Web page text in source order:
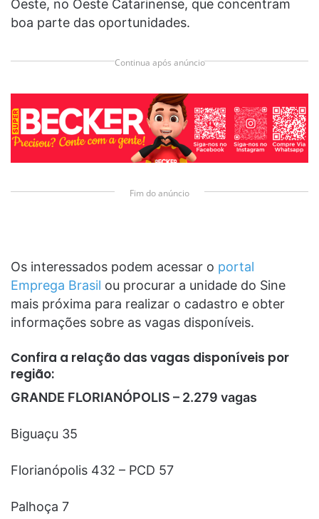
Oeste, no Oeste Catarinense, que concentram
boa parte das oportunidades.
Continua após anúncio
Fim do anúncio
Os interessados podem acessar o portal
Emprega Brasil ou procurar a unidade do Sine
mais próxima para realizar o cadastro e obter
informações sobre as vagas disponíveis.
Confira a relação das vagas disponíveis por
região:
GRANDE FLORIANÓPOLIS – 2.279 vagas
Biguaçu 35
Florianópolis 432 – PCD 57
Palhoça 7